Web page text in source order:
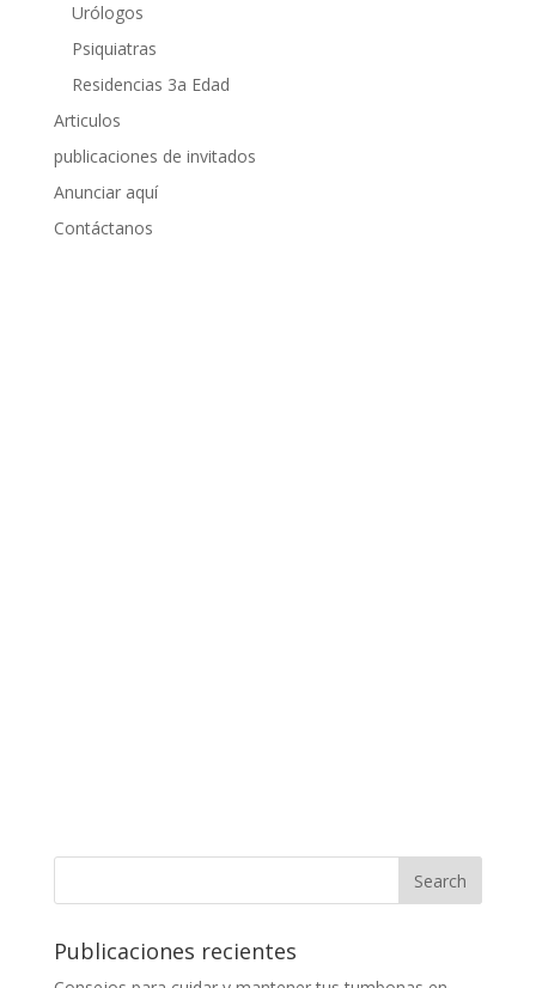
Urólogos
Psiquiatras
Residencias 3a Edad
Articulos
publicaciones de invitados
Anunciar aquí
Contáctanos
Publicaciones recientes